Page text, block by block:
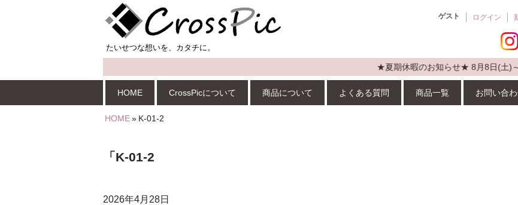
ゲスト ログイン
★夏期休暇のお知らせ★ 8月8日(土)～8月
HOME CrossPicについて 商品について よくある質問 商品一覧 お問い合
HOME» K-01-2
「K-01-2
2026年4月28日